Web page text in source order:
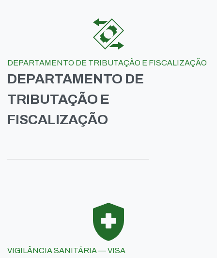
DEPARTAMENTO DE TRIBUTAÇÃO E FISCALIZAÇÃO
DEPARTAMENTO DE
TRIBUTAÇÃO E
FISCALIZAÇÃO
VIGILÂNCIA SANITÁRIA — VISA